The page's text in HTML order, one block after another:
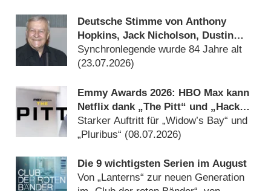
Deutsche Stimme von Anthony
Hopkins, Jack Nicholson, Dustin
Hoffman verstummt: Joachim Kerzel
ist tot
Synchronlegende wurde 84 Jahre alt
(23.07.2026)
Emmy Awards 2026: HBO Max kann
Netflix dank „The Pitt“ und „Hacks“
auf Abstand halten
Starker Auftritt für „Widow’s Bay“ und
„Pluribus“ (08.07.2026)
Die 9 wichtigsten Serien im August
Von „Lanterns“ zur neuen Generation